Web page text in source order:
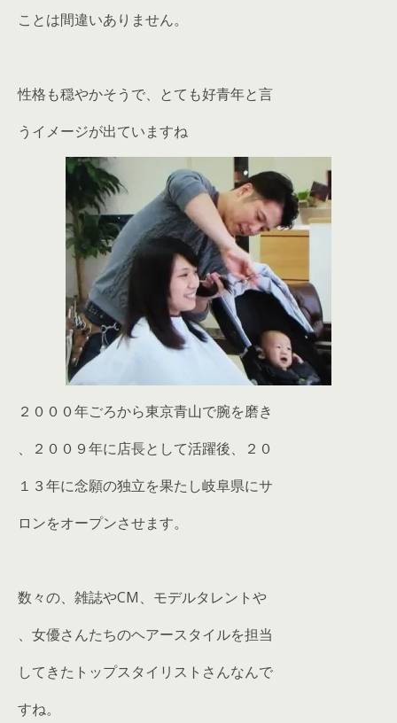
ことは間違いありません。
性格も穏やかそうで、とても好青年と言
うイメージが出ていますね
２０００年ごろから東京青山で腕を磨き
、２００９年に店長として活躍後、２０
１３年に念願の独立を果たし岐阜県にサ
ロンをオープンさせます。
数々の、雑誌やCM、モデルタレントや
、女優さんたちのヘアースタイルを担当
してきたトップスタイリストさんなんで
すね。